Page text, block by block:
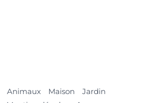
Animaux Maison
Jardin